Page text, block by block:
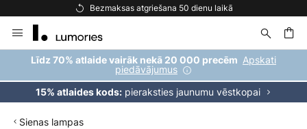
Bezmaksas atgriešana 50 dienu laikā
to
Content
Līdz 70% atlaide vairāk nekā 20 000 precēm Apskati
piedāvājumus
15% atlaides kods:pieraksties jaunumu vēstkopai
Sienas lampas